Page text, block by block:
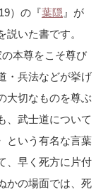
）の『葉隠 』が
いた書です。
本尊をこそ尊び
・兵法などが挙げ
大切なものを尊ぶ
、武士道について
という有名な言葉
、早く死方に片付
かの場面では、死